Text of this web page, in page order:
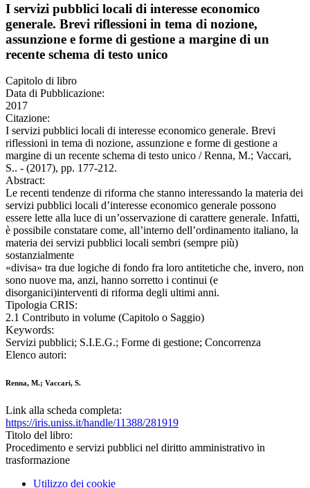
I servizi pubblici locali di interesse economico
generale. Brevi riflessioni in tema di nozione,
assunzione e forme di gestione a margine di un
recente schema di testo unico
Capitolo di libro
Data di Pubblicazione:
2017
Citazione:
I servizi pubblici locali di interesse economico generale. Brevi
riflessioni in tema di nozione, assunzione e forme di gestione a
margine di un recente schema di testo unico / Renna, M.; Vaccari,
S.. - (2017), pp. 177-212.
Abstract:
Le recenti tendenze di riforma che stanno interessando la materia dei
servizi pubblici locali d’interesse economico generale possono
essere lette alla luce di un’osservazione di carattere generale. Infatti,
è possibile constatare come, all’interno dell’ordinamento italiano, la
materia dei servizi pubblici locali sembri (sempre più)
sostanzialmente
«divisa» tra due logiche di fondo fra loro antitetiche che, invero, non
sono nuove ma, anzi, hanno sorretto i continui (e
disorganici)interventi di riforma degli ultimi anni.
Tipologia CRIS:
2.1 Contributo in volume (Capitolo o Saggio)
Keywords:
Servizi pubblici; S.I.E.G.; Forme di gestione; Concorrenza
Elenco autori:
Renna, M.; Vaccari, S.
Link alla scheda completa:
https://iris.uniss.it/handle/11388/281919
Titolo del libro:
Procedimento e servizi pubblici nel diritto amministrativo in
trasformazione
Utilizzo dei cookie